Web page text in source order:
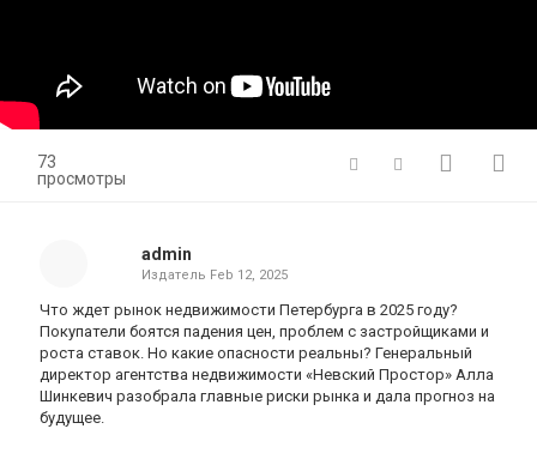
73
просмотры
admin
Издатель Feb 12, 2025
Что ждет рынок недвижимости Петербурга в 2025 году?
Покупатели боятся падения цен, проблем с застройщиками и
роста ставок. Но какие опасности реальны? Генеральный
директор агентства недвижимости «Невский Простор» Алла
Шинкевич разобрала главные риски рынка и дала прогноз на
будущее.